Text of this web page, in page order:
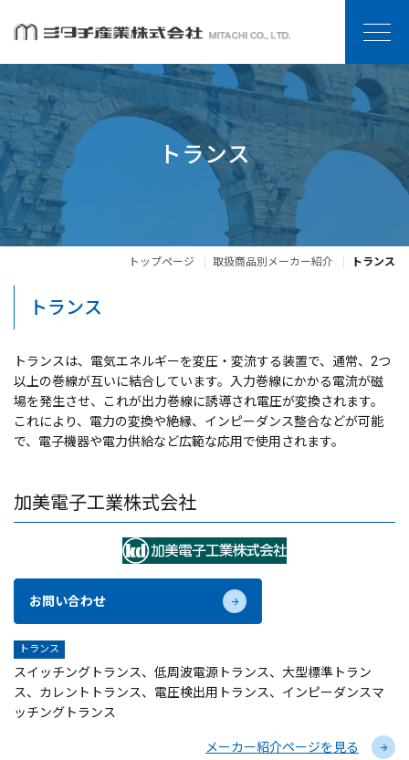
トランス
トップページ 取扱商品別メーカー紹介 トランス
トランス
トランスは、電気エネルギーを変圧・変流する装置で、通常、2つ
以上の巻線が互いに結合しています。入力巻線にかかる電流が磁
場を発生させ、これが出力巻線に誘導され電圧が変換されます。
これにより、電力の変換や絶縁、インピーダンス整合などが可能
で、電子機器や電力供給など広範な応用で使用されます。
加美電子工業株式会社
お問い合わせ
トランス
スイッチングトランス、低周波電源トランス、大型標準トラン
ス、カレントトランス、電圧検出用トランス、インピーダンスマ
ッチングトランス
メーカー紹介ページを見る